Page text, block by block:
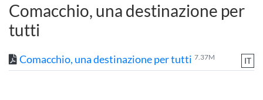
Comacchio, una destinazione per
tutti
Comacchio, una destinazione per tutti 7.37M IT